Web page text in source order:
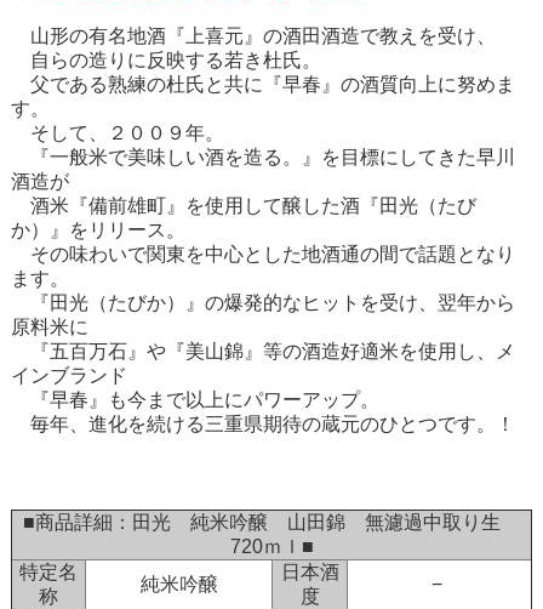
山形の有名地酒『上喜元』の酒田酒造で教えを受け、
自らの造りに反映する若き杜氏。
父である熟練の杜氏と共に『早春』の酒質向上に努めま
す。
そして、２００９年。
『一般米で美味しい酒を造る。』を目標にしてきた早川
酒造が
酒米『備前雄町』を使用して醸した酒『田光（たび
か）』をリリース。
その味わいで関東を中心とした地酒通の間で話題となり
ます。
『田光（たびか）』の爆発的なヒットを受け、翌年から
原料米に
『五百万石』や『美山錦』等の酒造好適米を使用し、メ
インブランド
『早春』も今まで以上にパワーアップ。
毎年、進化を続ける三重県期待の蔵元のひとつです。！
■商品詳細：田光 純米吟醸 山田錦 無濾過中取り生
720ｍｌ■
特定名
称
純米吟醸
日本酒
度
−